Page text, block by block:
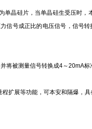
晶硅片，当单晶硅生受压时
信号成正比的电压信号，信号
将被测量信号转换成4～20mA
扩展等功能，可本安和隔爆，具